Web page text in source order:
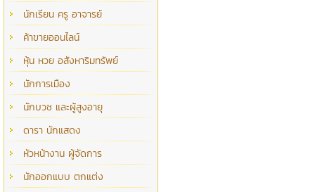
นักเรียน ครู อาจารย์
ค้าขายออนไลน์
หุ้น หวย อสังหาริมทรัพย์
นักการเมือง
นักบวช และผู้สูงอายุ
ดารา นักแสดง
หัวหน้างาน ผู้จัดการ
นักออกแบบ ตกแต่ง